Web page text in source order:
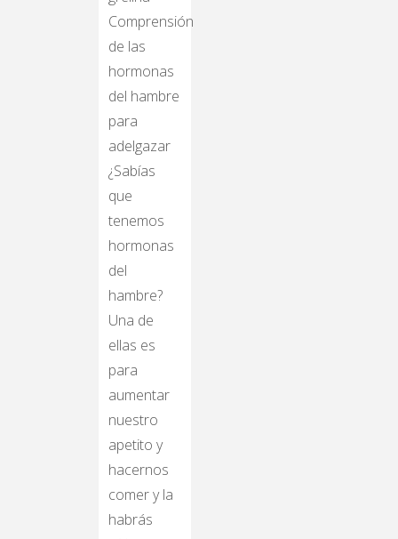
¿Sabías
que
tenemos
hormonas
del
hambre?
Una de
ellas es
para
aumentar
nuestro
apetito y
hacernos
comer y la
habrás